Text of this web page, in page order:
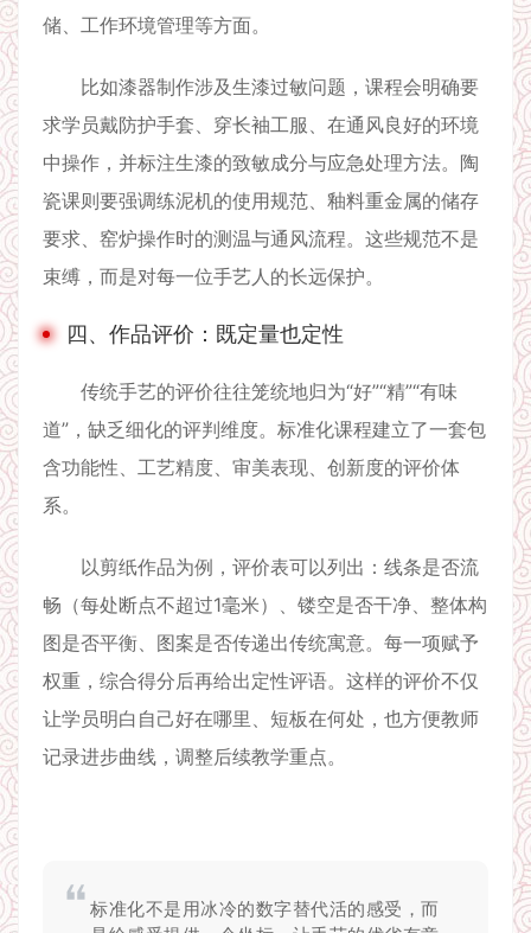
储、工作环境管理等方面。
比如漆器制作涉及生漆过敏问题，课程会明确要
求学员戴防护手套、穿长袖工服、在通风良好的环境
中操作，并标注生漆的致敏成分与应急处理方法。陶
瓷课则要强调练泥机的使用规范、釉料重金属的储存
要求、窑炉操作时的测温与通风流程。这些规范不是
束缚，而是对每一位手艺人的长远保护。
四、作品评价：既定量也定性
传统手艺的评价往往笼统地归为“好”“精”“有味
道”，缺乏细化的评判维度。标准化课程建立了一套包
含功能性、工艺精度、审美表现、创新度的评价体
系。
以剪纸作品为例，评价表可以列出：线条是否流
畅（每处断点不超过1毫米）、镂空是否干净、整体构
图是否平衡、图案是否传递出传统寓意。每一项赋予
权重，综合得分后再给出定性评语。这样的评价不仅
让学员明白自己好在哪里、短板在何处，也方便教师
记录进步曲线，调整后续教学重点。
标准化不是用冰冷的数字替代活的感受，而